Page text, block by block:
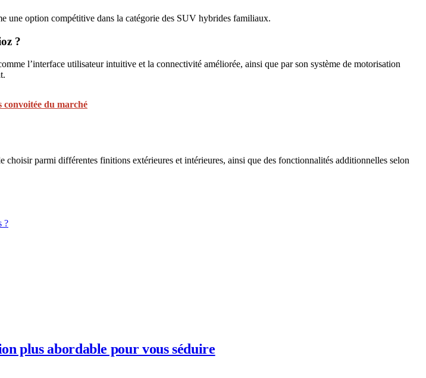
une option compétitive dans la catégorie des SUV hybrides familiaux.
?
l’interface utilisateur intuitive et la connectivité améliorée, ainsi que par son système de motorisation
du marché
parmi différentes finitions extérieures et intérieures, ainsi que des fonctionnalités additionnelles selon
?
plus abordable pour vous séduire